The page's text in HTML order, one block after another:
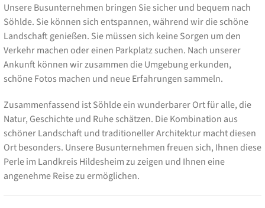
Unsere Busunternehmen bringen Sie sicher und bequem nach
Söhlde. Sie können sich entspannen, während wir die schöne
Landschaft genießen. Sie müssen sich keine Sorgen um den
Verkehr machen oder einen Parkplatz suchen. Nach unserer
Ankunft können wir zusammen die Umgebung erkunden,
schöne Fotos machen und neue Erfahrungen sammeln.
Zusammenfassend ist Söhlde ein wunderbarer Ort für alle, die
Natur, Geschichte und Ruhe schätzen. Die Kombination aus
schöner Landschaft und traditioneller Architektur macht diesen
Ort besonders. Unsere Busunternehmen freuen sich, Ihnen diese
Perle im Landkreis Hildesheim zu zeigen und Ihnen eine
angenehme Reise zu ermöglichen.